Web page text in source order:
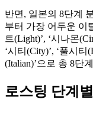
반면, 일본의 8단계
부터 가장 어두운 이
트(Light)’, ‘시나몬
‘시티(City)’, ‘풀시티
(Italian)’으로 총 8단
로스팅 단계